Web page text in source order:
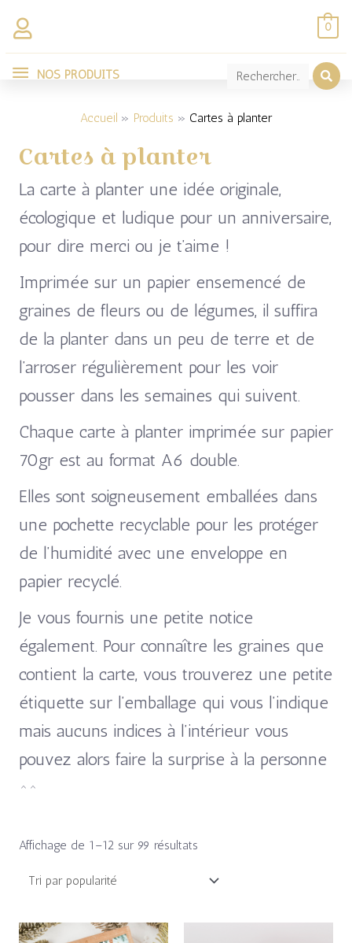
contenu
NOS
NOS PRODUITS
0
Accueil Produits Cartes à planter
Cartes à planter
La carte à planter une idée originale,
écologique et ludique pour un anniversaire,
pour dire merci ou je t’aime !
Imprimée sur un papier ensemencé de
graines de fleurs ou de légumes, il suffira
de la planter dans un peu de terre et de
l’arroser régulièrement pour les voir
pousser dans les semaines qui suivent.
Chaque carte à planter imprimée sur papier
70gr est au format A6 double.
Elles sont soigneusement emballées dans
une pochette recyclable pour les protéger
de l’humidité avec une enveloppe en
papier recyclé.
Je vous fournis une petite notice
également. Pour connaître les graines que
contient la carte, vous trouverez une petite
étiquette sur l’emballage qui vous l’indique
mais aucuns indices à l’intérieur vous
pouvez alors faire la surprise à la personne
^^
Affichage de 1–12 sur 99 résultats